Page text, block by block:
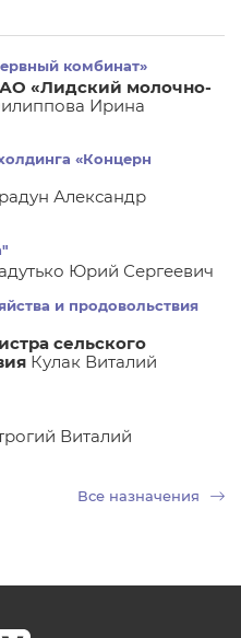
комбинат»
«Лидский молочно-
Ирина
«Концерн
Александр
Юрий Сергеевич
и продовольствия
сельского
Кулак Виталий
Виталий
Все назначения